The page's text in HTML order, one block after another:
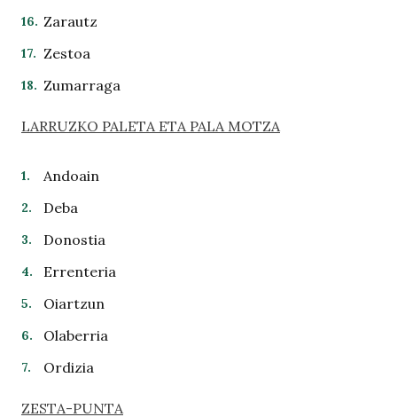
Zarautz
Zestoa
Zumarraga
LARRUZKO PALETA ETA PALA MOTZA
Andoain
Deba
Donostia
Errenteria
Oiartzun
Olaberria
Ordizia
ZESTA-PUNTA